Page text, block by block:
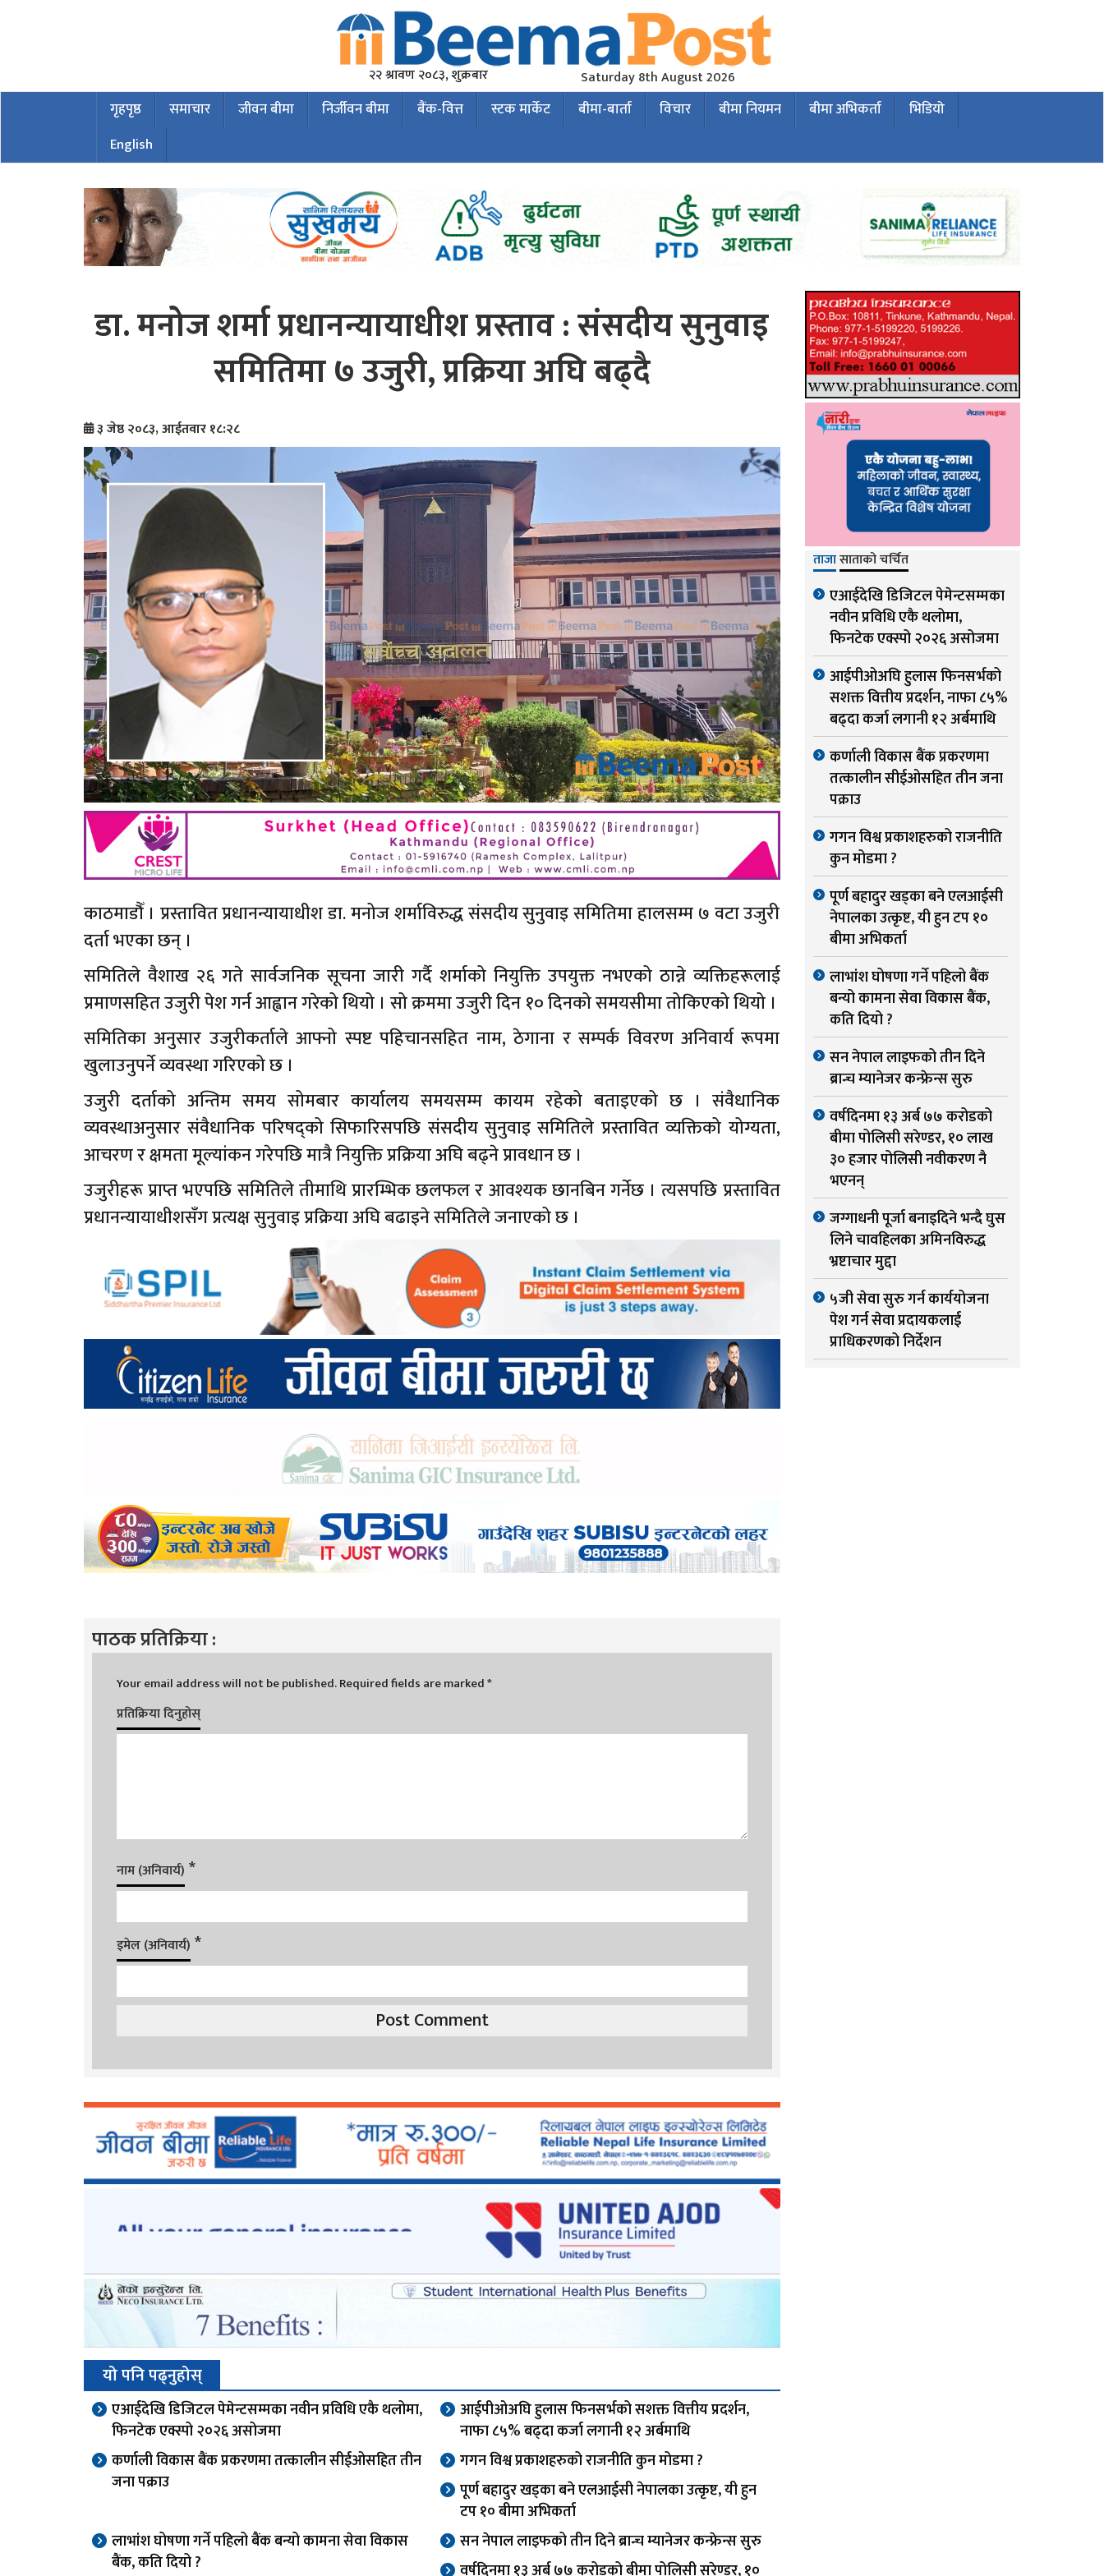
२२ श्रावण २०८३, शुक्रबार Saturday 8th August 2026
गृहपृष्ठ समाचार जीवन बीमा निर्जीवन बीमा बैंक-वित्त स्टक मार्केट बीमा-बार्ता विचार बीमा नियमन बीमा अभिकर्ता
भिडियो
English
डा. मनोज शर्मा प्रधानन्यायाधीश प्रस्ताव : संसदीय सुनुवाइ
समितिमा ७ उजुरी, प्रक्रिया अघि बढ्दै
३ जेष्ठ २०८३, आईतवार १८:२८
काठमाडौँ । प्रस्तावित प्रधानन्यायाधीश डा. मनोज शर्माविरुद्ध संसदीय सुनुवाइ समितिमा हालसम्म ७ वटा उजुरी
दर्ता भएका छन् ।
समितिले वैशाख २६ गते सार्वजनिक सूचना जारी गर्दै शर्माको नियुक्ति उपयुक्त नभएको ठान्ने व्यक्तिहरूलाई
प्रमाणसहित उजुरी पेश गर्न आह्वान गरेको थियो । सो क्रममा उजुरी दिन १० दिनको समयसीमा तोकिएको थियो ।
समितिका अनुसार उजुरीकर्ताले आफ्नो स्पष्ट पहिचानसहित नाम, ठेगाना र सम्पर्क विवरण अनिवार्य रूपमा
खुलाउनुपर्ने व्यवस्था गरिएको छ ।
उजुरी दर्ताको अन्तिम समय सोमबार कार्यालय समयसम्म कायम रहेको बताइएको छ । संवैधानिक
व्यवस्थाअनुसार संवैधानिक परिषद्को सिफारिसपछि संसदीय सुनुवाइ समितिले प्रस्तावित व्यक्तिको योग्यता,
आचरण र क्षमता मूल्यांकन गरेपछि मात्रै नियुक्ति प्रक्रिया अघि बढ्ने प्रावधान छ ।
उजुरीहरू प्राप्त भएपछि समितिले तीमाथि प्रारम्भिक छलफल र आवश्यक छानबिन गर्नेछ । त्यसपछि प्रस्तावित
प्रधानन्यायाधीशसँग प्रत्यक्ष सुनुवाइ प्रक्रिया अघि बढाइने समितिले जनाएको छ ।
पाठक प्रतिक्रिया :
Your email address will not be published.Required fields are marked*
प्रतिक्रिया दिनुहोस्
नाम (अनिवार्य) *
इमेल (अनिवार्य) *
यो पनि पढ्नुहोस्
एआईदेखि डिजिटल पेमेन्टसम्मका नवीन प्रविधि एकै थलोमा,
फिनटेक एक्स्पो २०२६ असोजमा
आईपीओअघि हुलास फिनसर्भको सशक्त वित्तीय प्रदर्शन,
नाफा ८५% बढ्दा कर्जा लगानी १२ अर्बमाथि
कर्णाली विकास बैंक प्रकरणमा तत्कालीन सीईओसहित तीन
जना पक्राउ
गगन विश्व प्रकाशहरुको राजनीति कुन मोडमा ?
पूर्ण बहादुर खड्का बने एलआईसी नेपालका उत्कृष्ट, यी हुन
टप १० बीमा अभिकर्ता
लाभांश घोषणा गर्ने पहिलो बैंक बन्यो कामना सेवा विकास
बैंक, कति दियो ?
सन नेपाल लाइफको तीन दिने ब्रान्च म्यानेजर कन्फ्रेन्स सुरु
ताजासाताको चर्चित
एआईदेखि डिजिटल पेमेन्टसम्मका
नवीन प्रविधि एकै थलोमा,
फिनटेक एक्स्पो २०२६ असोजमा
आईपीओअघि हुलास फिनसर्भको
सशक्त वित्तीय प्रदर्शन, नाफा ८५%
बढ्दा कर्जा लगानी १२ अर्बमाथि
कर्णाली विकास बैंक प्रकरणमा
तत्कालीन सीईओसहित तीन जना
पक्राउ
गगन विश्व प्रकाशहरुको राजनीति
कुन मोडमा ?
पूर्ण बहादुर खड्का बने एलआईसी
नेपालका उत्कृष्ट, यी हुन टप १०
बीमा अभिकर्ता
लाभांश घोषणा गर्ने पहिलो बैंक
बन्यो कामना सेवा विकास बैंक,
कति दियो ?
सन नेपाल लाइफको तीन दिने
ब्रान्च म्यानेजर कन्फ्रेन्स सुरु
वर्षदिनमा १३ अर्ब ७७ करोडको
बीमा पोलिसी सरेण्डर, १० लाख
३० हजार पोलिसी नवीकरण नै
भएनन्
जग्गाधनी पूर्जा बनाइदिने भन्दै घुस
लिने चावहिलका अमिनविरुद्ध
भ्रष्टाचार मुद्दा
५जी सेवा सुरु गर्न कार्ययोजना
पेश गर्न सेवा प्रदायकलाई
प्राधिकरणको निर्देशन